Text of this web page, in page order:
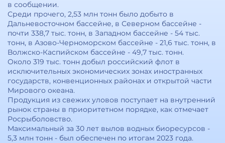
в сообщении.
Среди прочего, 2,53 млн тонн было добыто в
Дальневосточном бассейне, в Северном бассейне -
почти 338,7 тыс. тонн, в Западном бассейне - 54 тыс.
тонн, в Азово-Черноморском бассейне - 21,6 тыс. тонн, в
Волжско-Каспийском бассейне - 49,7 тыс. тонн.
Около 319 тыс. тонн добыл российский флот в
исключительных экономических зонах иностранных
государств, конвенционных районах и открытой части
Мирового океана.
Продукция из свежих уловов поступает на внутренний
рынок страны в приоритетном порядке, как отмечает
Росрыболовство.
Максимальный за 30 лет вылов водных биоресурсов -
5,3 млн тонн - был обеспечен по итогам 2023 года.